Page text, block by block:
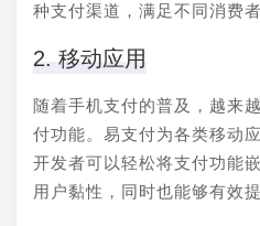
种支付渠道，满足不同消费
2. 移动应用
随着手机支付的普及，越来
付功能。易支付为各类移动
开发者可以轻松将支付功能
用户黏性，同时也能够有效